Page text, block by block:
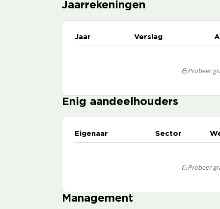
Jaarrekeningen
Jaar Verslag
Probeer
Enig aandeelhouders
Eigenaar Sector
Probeer
Management